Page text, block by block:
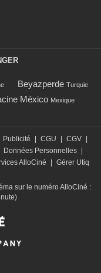
Beyazperde Turquie
México Mexique
Publicité CGU CGV
Données Personnelles
AlloCiné
Gérer Utiq
sur le numéro AlloCiné :